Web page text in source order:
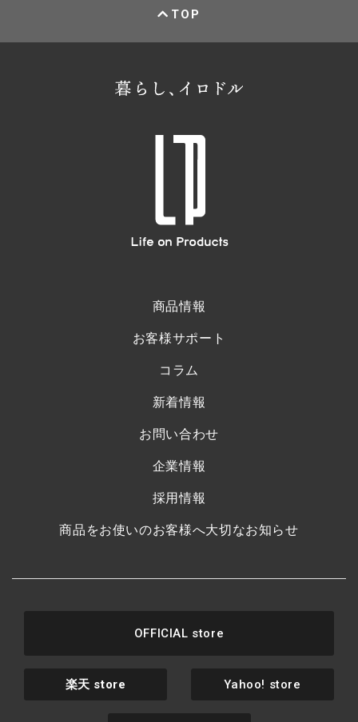
TOP
商品情報
お客様サポート
コラム
新着情報
お問い合わせ
企業情報
採用情報
商品をお使いのお客様へ大切なお知らせ
OFFICIAL store
楽天 store Yahoo! store